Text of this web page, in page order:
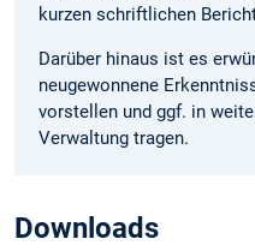
kurzen schriftlichen
Darüber hinaus ist es
neugewonnene
vorstellen und ggf. in
Verwaltung tragen.
Downloads